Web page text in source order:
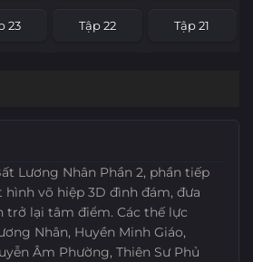
23 Tập 22 Tập 21
11
7 Tập 6 Tập 5
3 Tập 2 Tập 1
Lương Nhân Phần 2, phần tiếp
hình võ hiệp 3D đình đám, đưa
trở lại tâm điểm. Các thế lực
Nhân, Huyền Minh Giáo,
Âm Phường, Thiên Sư Phủ